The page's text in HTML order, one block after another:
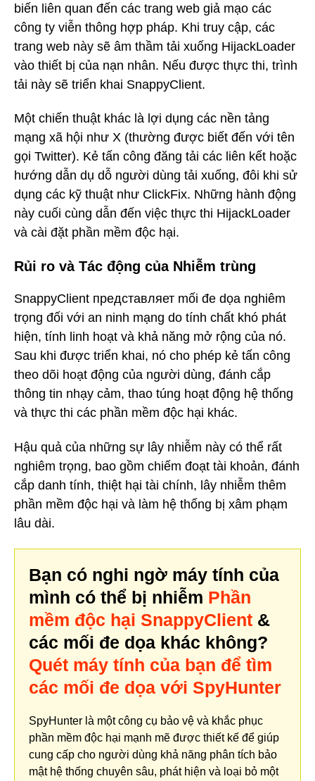
biến liên quan đến các trang web giả mạo các
công ty viễn thông hợp pháp. Khi truy cập, các
trang web này sẽ âm thầm tải xuống HijackLoader
vào thiết bị của nạn nhân. Nếu được thực thi, trình
tải này sẽ triển khai SnappyClient.
Một chiến thuật khác là lợi dụng các nền tảng
mạng xã hội như X (thường được biết đến với tên
gọi Twitter). Kẻ tấn công đăng tải các liên kết hoặc
hướng dẫn dụ dỗ người dùng tải xuống, đôi khi sử
dụng các kỹ thuật như ClickFix. Những hành động
này cuối cùng dẫn đến việc thực thi HijackLoader
và cài đặt phần mềm độc hại.
Rủi ro và Tác động của Nhiễm trùng
SnappyClient представляет mối đe dọa nghiêm
trọng đối với an ninh mạng do tính chất khó phát
hiện, tính linh hoạt và khả năng mở rộng của nó.
Sau khi được triển khai, nó cho phép kẻ tấn công
theo dõi hoạt động của người dùng, đánh cắp
thông tin nhạy cảm, thao túng hoạt động hệ thống
và thực thi các phần mềm độc hại khác.
Hậu quả của những sự lây nhiễm này có thể rất
nghiêm trọng, bao gồm chiếm đoạt tài khoản, đánh
cắp danh tính, thiệt hại tài chính, lây nhiễm thêm
phần mềm độc hại và làm hệ thống bị xâm phạm
lâu dài.
Bạn có nghi ngờ máy tính của
mình có thể bị nhiễm Phần
mềm độc hại SnappyClient &
các mối đe dọa khác không?
Quét máy tính của bạn để tìm
các mối đe dọa với SpyHunter
SpyHunter là một công cụ bảo vệ và khắc phục
phần mềm độc hại mạnh mẽ được thiết kế để giúp
cung cấp cho người dùng khả năng phân tích bảo
mật hệ thống chuyên sâu, phát hiện và loại bỏ một